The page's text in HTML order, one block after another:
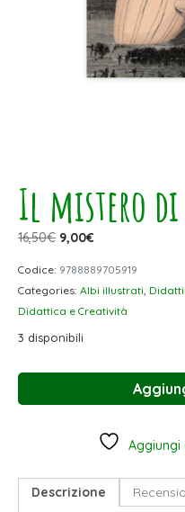
Il mistero di
16,50€ 9,00€
Codice: 9788889705919
Categories: Albi illustrati
Didattica e Creatività
3 disponibili
Aggiungi
Descrizione